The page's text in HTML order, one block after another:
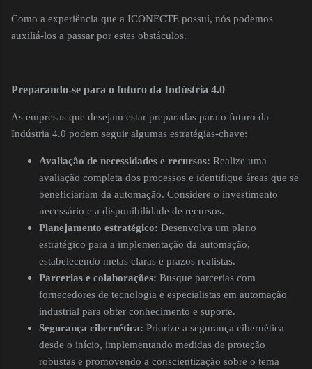
Como a experiência que a ICONECTE possuí, nós podemos
auxiliá-los a passar por estes obstáculos.
Preparando-se para o futuro da Indústria 4.0
As empresas que desejam estar preparadas para o futuro da
Indústria 4.0 podem seguir algumas estratégias-chave:
Avaliação de necessidades e recursos: Realize uma
avaliação completa dos processos e identifique áreas que se
beneficiariam da automação. Considere o investimento
necessário e a disponibilidade de recursos.
Planejamento estratégico: Desenvolva um plano
estratégico para a implementação da automação,
estabelecendo metas claras e prazos realistas.
Parcerias e colaborações: Busque parcerias com
fornecedores de tecnologia e especialistas em automação
industrial para obter conhecimento e suporte.
Segurança cibernética: Priorize a segurança cibernética
desde o início, implementando medidas de proteção
robustas e promovendo a conscientização sobre o tema